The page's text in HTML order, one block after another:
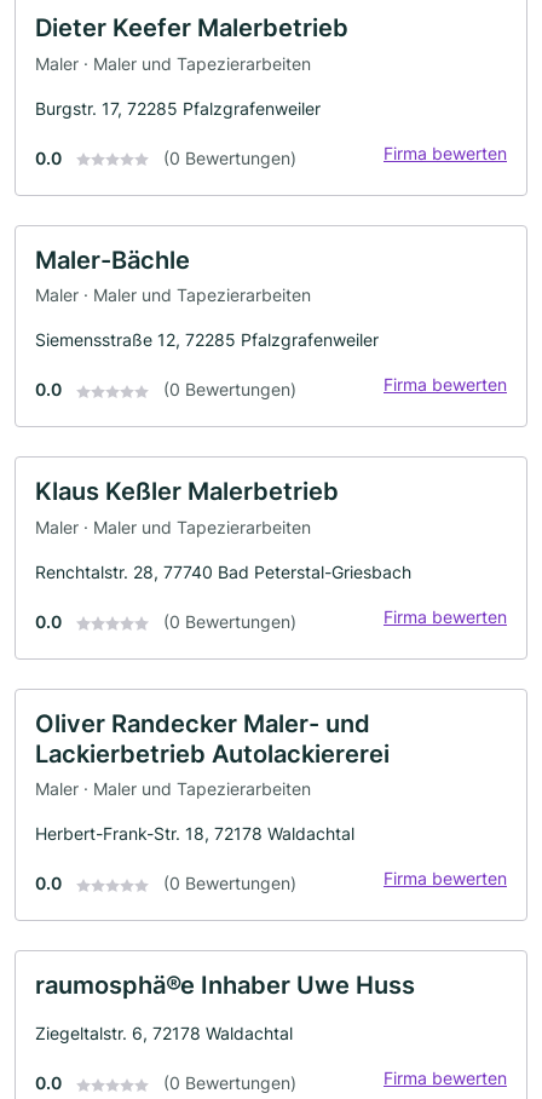
Dieter Keefer Malerbetrieb
Maler · Maler und Tapezierarbeiten
Burgstr. 17, 72285 Pfalzgrafenweiler
0.0 (0 Bewertungen) Firma bewerten
Maler-Bächle
Maler · Maler und Tapezierarbeiten
Siemensstraße 12, 72285 Pfalzgrafenweiler
0.0 (0 Bewertungen) Firma bewerten
Klaus Keßler Malerbetrieb
Maler · Maler und Tapezierarbeiten
Renchtalstr. 28, 77740 Bad Peterstal-Griesbach
0.0 (0 Bewertungen) Firma bewerten
Oliver Randecker Maler- und
Lackierbetrieb Autolackiererei
Maler · Maler und Tapezierarbeiten
Herbert-Frank-Str. 18, 72178 Waldachtal
0.0 (0 Bewertungen) Firma bewerten
raumosphä®e Inhaber Uwe Huss
Ziegeltalstr. 6, 72178 Waldachtal
0.0 (0 Bewertungen) Firma bewerten